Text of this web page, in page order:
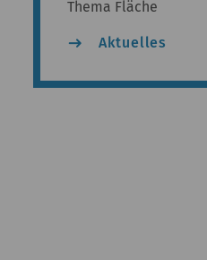
Thema Fläche
east Aktuelles